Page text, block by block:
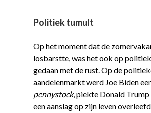
Politiek tumult
Op het moment dat de
losbarstte, was het ook op
gedaan met de rust. Op de
aandelenmarkt werd Joe Biden
pennystock, piekte Donald Trump
een aanslag op zijn leven